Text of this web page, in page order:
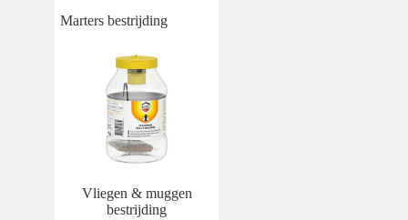
Marters bestrijding
Vliegen & muggen
bestrijding